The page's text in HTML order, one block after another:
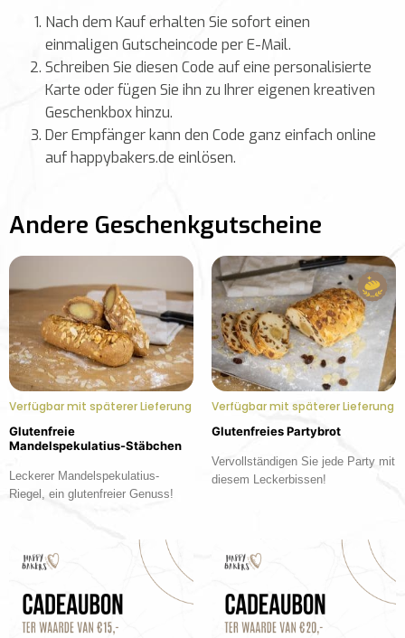
Nach dem Kauf erhalten Sie sofort einen
einmaligen Gutscheincode per E-Mail.
Schreiben Sie diesen Code auf eine personalisierte
Karte oder fügen Sie ihn zu Ihrer eigenen kreativen
Geschenkbox hinzu.
Der Empfänger kann den Code ganz einfach online
auf happybakers.de einlösen.
Andere Geschenkgutscheine
Verfügbar mit späterer Lieferung
Glutenfreie
Mandelspekulatius-Stäbchen
Leckerer Mandelspekulatius-
Riegel, ein glutenfreier Genuss!
Verfügbar mit späterer Lieferung
Glutenfreies Partybrot
Vervollständigen Sie jede Party mit
diesem Leckerbissen!